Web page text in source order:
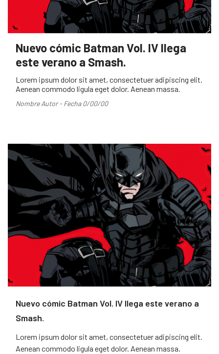
Nuevo cómic Batman Vol. IV llega
este verano a Smash.
Lorem ipsum dolor sit amet, consectetuer adipiscing elit.
Aenean commodo ligula eget dolor. Aenean massa.
Nombre Autor - Fecha 0/00/00
Nuevo cómic Batman Vol. IV llega este verano a
Smash.
Lorem ipsum dolor sit amet, consectetuer adipiscing elit.
Aenean commodo ligula eget dolor. Aenean massa.